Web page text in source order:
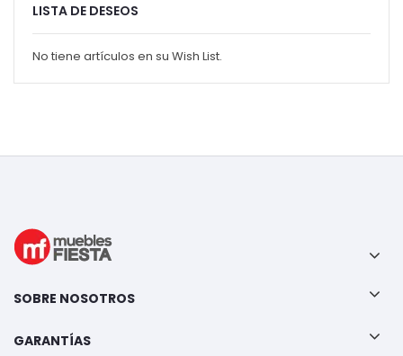
LISTA DE DESEOS
No tiene artículos en su Wish List.
SOBRE NOSOTROS
GARANTÍAS